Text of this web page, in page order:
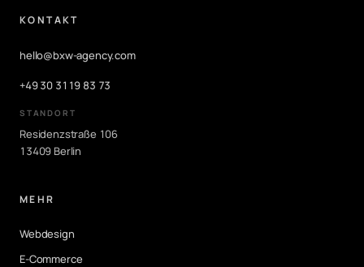
KONTAKT
hello@bxw-agency.com
+49 30 3119 83 73
STANDORT
Residenzstraße 106
13409 Berlin
MEHR
Webdesign
E-Commerce